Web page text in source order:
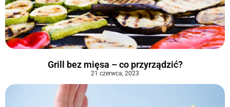
Grill bez mięsa – co przyrządzić?
21 czerwca, 2023